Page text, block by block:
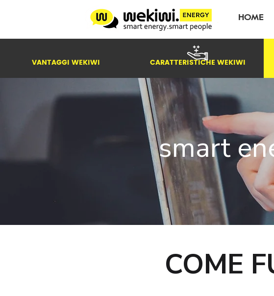
HOME
VANTAGGI WEKIWI CARATTERISTICHE WEKIWI
smart
COME